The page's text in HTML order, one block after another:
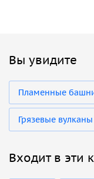
Вы увидите
Пламенные
Грязевые вулканы
Входит в эти